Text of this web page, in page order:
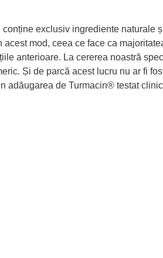
exclusiv ingrediente naturale
mod, ceea ce face ca
anterioare. La cererea noastră
Și de parcă acest lucru nu ar fi
adăugarea de Turmacin® testat